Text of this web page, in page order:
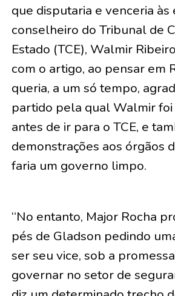
que disputaria e venceria às
conselheiro do Tribunal de
Estado (TCE), Walmir
com o artigo, ao pensar em
queria, a um só tempo,
partido pela qual Walmir
antes de ir para o TCE, e
demonstrações aos órgãos
faria um governo limpo.
“No entanto, Major Rocha
pés de Gladson pedindo
ser seu vice, sob a
governar no setor de